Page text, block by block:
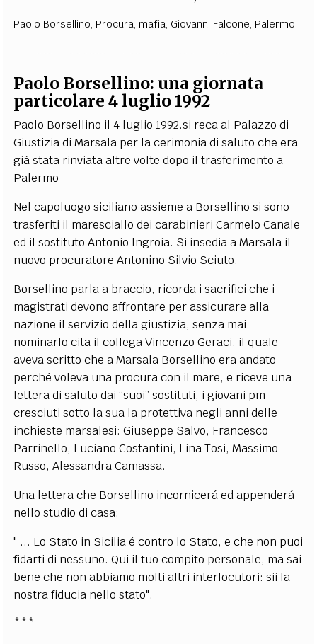
Paolo Borsellino, Procura, mafia, Giovanni Falcone, Palermo
Paolo Borsellino: una giornata
particolare 4 luglio 1992
Paolo Borsellino il 4 luglio 1992.si reca al Palazzo di
Giustizia di Marsala per la cerimonia di saluto che era
già stata rinviata altre volte dopo il trasferimento a
Palermo
Nel capoluogo siciliano assieme a Borsellino si sono
trasferiti il maresciallo dei carabinieri Carmelo Canale
ed il sostituto Antonio Ingroia. Si insedia a Marsala il
nuovo procuratore Antonino Silvio Sciuto.
Borsellino parla a braccio, ricorda i sacrifici che i
magistrati devono affrontare per assicurare alla
nazione il servizio della giustizia, senza mai
nominarlo cita il collega Vincenzo Geraci, il quale
aveva scritto che a Marsala Borsellino era andato
perché voleva una procura con il mare, e riceve una
lettera di saluto dai “suoi” sostituti, i giovani pm
cresciuti sotto la sua la protettiva negli anni delle
inchieste marsalesi: Giuseppe Salvo, Francesco
Parrinello, Luciano Costantini, Lina Tosi, Massimo
Russo, Alessandra Camassa.
Una lettera che Borsellino incornicerá ed appenderá
nello studio di casa:
" ... Lo Stato in Sicilia é contro lo Stato, e che non puoi
fidarti di nessuno. Qui il tuo compito personale, ma sai
bene che non abbiamo molti altri interlocutori: sii la
nostra fiducia nello stato".
***